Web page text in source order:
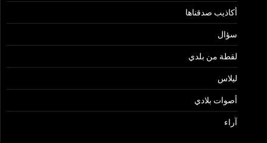
أكاذيب صدقناها
سؤال
لقطة من بلدي
ليلاس
أصوات بلادي
آراء